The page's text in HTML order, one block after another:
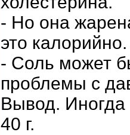
- Но она
это калорийно.
- Соль может
проблемы с
Вывод.
40 г.